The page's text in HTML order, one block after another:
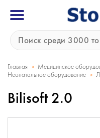
Главная » Медицинское
Неонатальное оборудование »
Bilisoft 2.0